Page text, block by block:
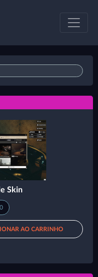
Skin
0
AO CARRINHO